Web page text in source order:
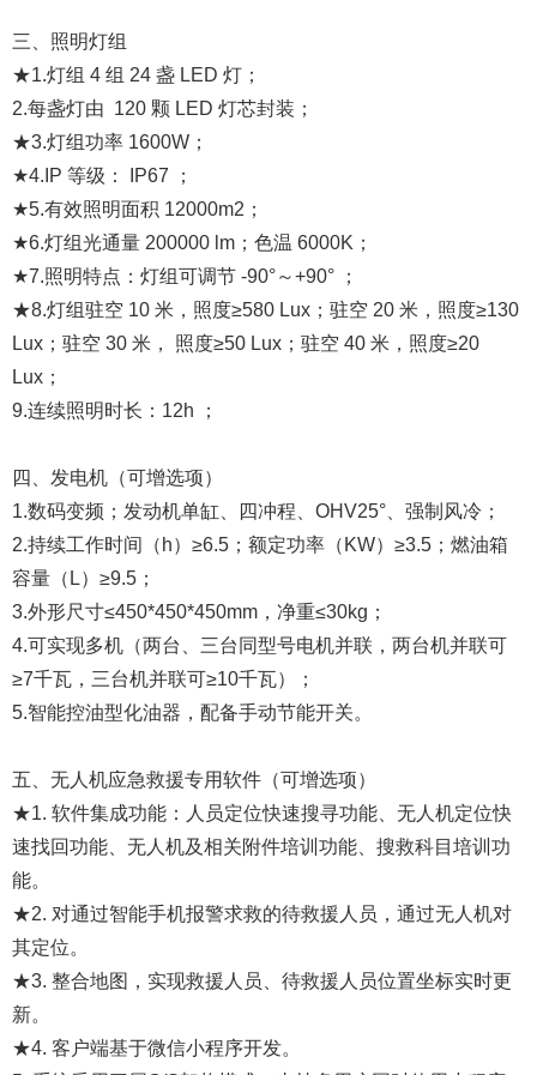
三、照明灯组
★1.灯组 4 组 24 盏 LED 灯；
2.每盏灯由 120 颗 LED 灯芯封装；
★3.灯组功率 1600W；
★4.IP 等级： IP67 ；
★5.有效照明面积 12000m2；
★6.灯组光通量 200000 lm；色温 6000K；
★7.照明特点：灯组可调节 -90°～+90° ；
★8.灯组驻空 10 米，照度≥580 Lux；驻空 20 米，照度≥130
Lux；驻空 30 米， 照度≥50 Lux；驻空 40 米，照度≥20
Lux；
9.连续照明时长：12h ；
四、发电机（可增选项）
1.数码变频；发动机单缸、四冲程、OHV25°、强制风冷；
2.持续工作时间（h）≥6.5；额定功率（KW）≥3.5；燃油箱
容量（L）≥9.5；
3.外形尺寸≤450*450*450mm，净重≤30kg；
4.可实现多机（两台、三台同型号电机并联，两台机并联可
≥7千瓦，三台机并联可≥10千瓦）；
5.智能控油型化油器，配备手动节能开关。
五、无人机应急救援专用软件（可增选项）
★1. 软件集成功能：人员定位快速搜寻功能、无人机定位快
速找回功能、无人机及相关附件培训功能、搜救科目培训功
能。
★2. 对通过智能手机报警求救的待救援人员，通过无人机对
其定位。
★3. 整合地图，实现救援人员、待救援人员位置坐标实时更
新。
★4. 客户端基于微信小程序开发。